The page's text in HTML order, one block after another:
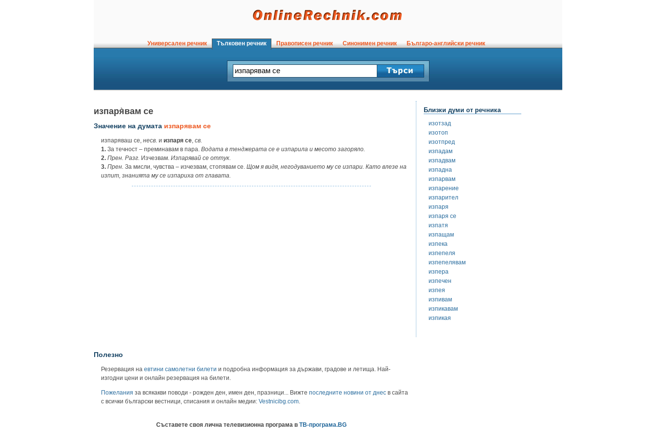
Универсален речник Тълковен речник Правописен речник Синонимен речник Българо-английски речник
изпаря̀вам се
Значение на думата изпарявам се
изпаряваш се, несв. и изпаря се, св.
1. За течност – преминавам в пара. Водата в тенджерата се е изпарила и месото загоряло.
2. Прен. Разг. Изчезвам. Изпарявай се оттук.
3. Прен. За мисли, чувства – изчезвам, стопявам се. Щом я видя, негодуванието му се изпари. Като влезе на
изпит, знанията му се изпариха от главата.
Полезно
Резервация на евтини самолетни билети и подробна информация за държави, градове и летища. Най-
изгодни цени и онлайн резервация на билети.
Пожелания за всякакви поводи - рожден ден, имен ден, празници... Вижте последните новини от днес в сайта
с всички български вестници, списания и онлайн медии: Vestnicibg.com
Съставете своя лична телевизионна програма в ТВ-програма.BG
Близки думи от речника
изотзад
изотоп
изотпред
изпадам
изпадвам
изпадна
изпарвам
изпарение
изпарител
изпаря
изпаря се
изпатя
изпащам
изпека
изпепеля
изпепелявам
изпера
изпечен
изпея
изпивам
изпикавам
изпикая